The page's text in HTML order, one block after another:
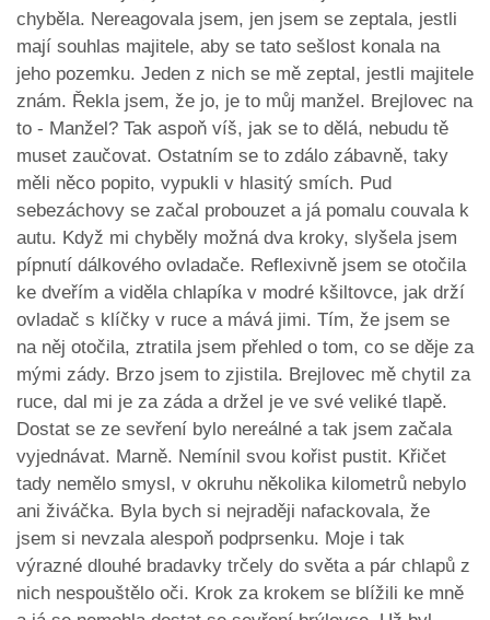
chyběla. Nereagovala jsem, jen jsem se zeptala, jestli
mají souhlas majitele, aby se tato sešlost konala na
jeho pozemku. Jeden z nich se mě zeptal, jestli majitele
znám. Řekla jsem, že jo, je to můj manžel. Brejlovec na
to - Manžel? Tak aspoň víš, jak se to dělá, nebudu tě
muset zaučovat. Ostatním se to zdálo zábavně, taky
měli něco popito, vypukli v hlasitý smích. Pud
sebezáchovy se začal probouzet a já pomalu couvala k
autu. Když mi chyběly možná dva kroky, slyšela jsem
pípnutí dálkového ovladače. Reflexivně jsem se otočila
ke dveřím a viděla chlapíka v modré kšiltovce, jak drží
ovladač s klíčky v ruce a mává jimi. Tím, že jsem se
na něj otočila, ztratila jsem přehled o tom, co se děje za
mými zády. Brzo jsem to zjistila. Brejlovec mě chytil za
ruce, dal mi je za záda a držel je ve své veliké tlapě.
Dostat se ze sevření bylo nereálné a tak jsem začala
vyjednávat. Marně. Nemínil svou kořist pustit. Křičet
tady nemělo smysl, v okruhu několika kilometrů nebylo
ani živáčka. Byla bych si nejraději nafackovala, že
jsem si nevzala alespoň podprsenku. Moje i tak
výrazné dlouhé bradavky trčely do světa a pár chlapů z
nich nespouštělo oči. Krok za krokem se blížili ke mně